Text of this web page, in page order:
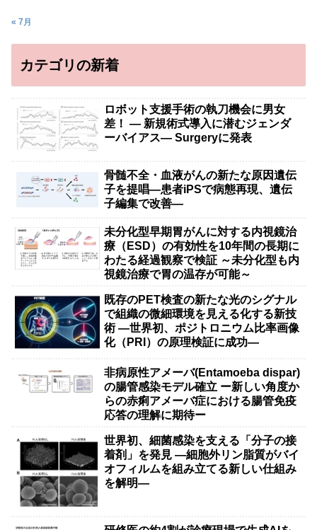
« 7月
カテゴリの新着
ロボット支援手術の執刀機会に男女
差！ — 新規術式導入に潜むジェンダ
ーバイアス— Surgeryに発表
骨髄不全・血液がんの新たな原因遺伝
子を提唱―患者iPSで病態再現、遺伝
子編集で改善―
未分化型早期胃がんに対する内視鏡治
療（ESD）の有効性を10年間の長期に
わたる経過観察で検証 ～未分化型も内
視鏡治療で胃の温存が可能～
既存のPET検査の新たな光のシグナル
で組織の微細環境を見える化する新技
術 ―世界初、ポジトロニウム比率画像
化（PRI）の原理検証に成功―
非病原性アメーバ(Entamoeba dispar)
の腸管感染モデル確立 ー新しい角度か
らの赤痢アメーバ症における腸管免疫
応答の理解に期待ー
世界初、細菌感染を支える「分子の接
着剤」を発見 ―細胞外リン脂質がバイ
オフィルムを組み立てる新しい仕組み
を解明―